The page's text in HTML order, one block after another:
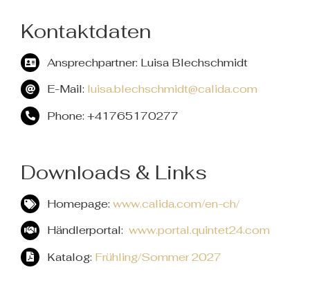
Kontaktdaten
Ansprechpartner: Luisa Blechschmidt
E-Mail: luisa.blechschmidt@calida.com
Phone: +41765170277
Downloads & Links
Homepage:www.calida.com/en-ch/
Händlerportal:www.portal.quintet24.com
Katalog: Frühling/Sommer 2027